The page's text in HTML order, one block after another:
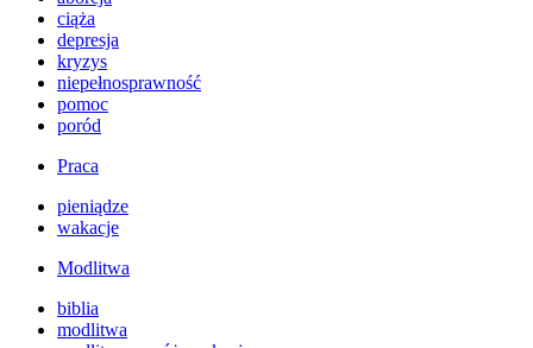
ciąża
depresja
kryzys
niepełnosprawność
pomoc
poród
Praca
pieniądze
wakacje
Modlitwa
biblia
modlitwa